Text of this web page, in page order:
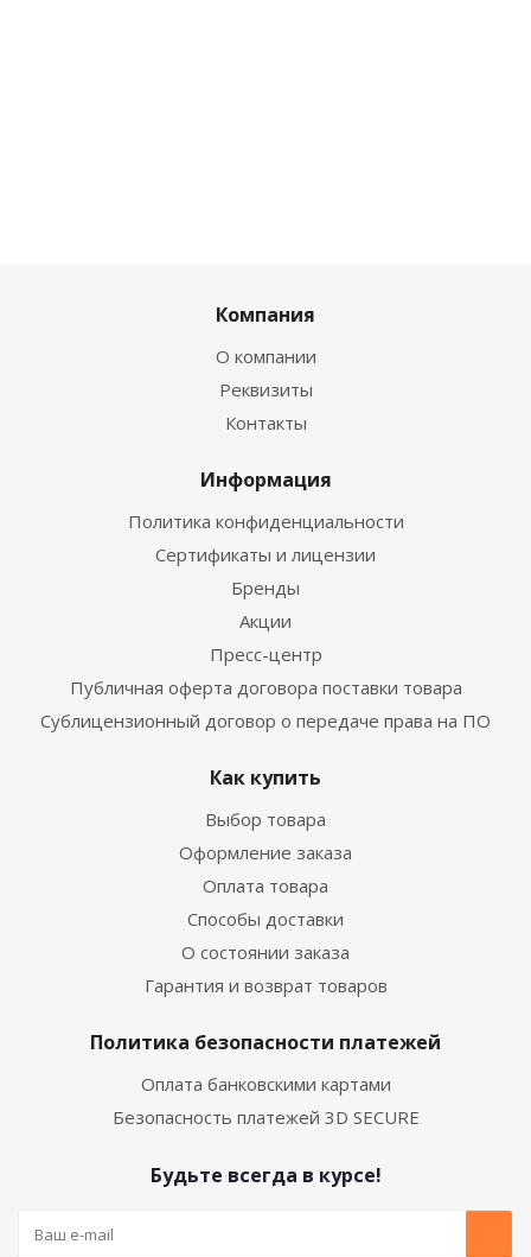
Компания
О компании
Реквизиты
Контакты
Информация
Политика конфиденциальности
Сертификаты и лицензии
Бренды
Акции
Пресс-центр
Публичная оферта договора поставки товара
Сублицензионный договор о передаче права на ПО
Как купить
Выбор товара
Оформление заказа
Оплата товара
Способы доставки
О состоянии заказа
Гарантия и возврат товаров
Политика безопасности платежей
Оплата банковскими картами
Безопасность платежей 3D SECURE
Будьте всегда в курсе!